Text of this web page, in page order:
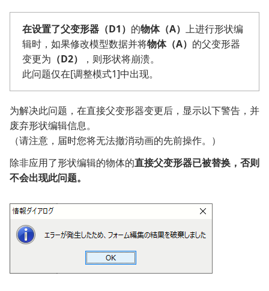
在设置了父变形器（D1） 的物体（A） 上进行形状编
辑时，如果修改模型数据并将物体（A） 的父变形器
变更为 （D2）
，则形状将崩溃。
此问题仅在[调整模式1]中出现。
为解决此问题，在直接父变形器变更后，显示以下警告，并
废弃形状编辑信息。
（请注意，届时您将无法撤消动画的先前操作。）
除非应用了形状编辑的物体的直接父变形器已被替换，否则
不会出现此问题。